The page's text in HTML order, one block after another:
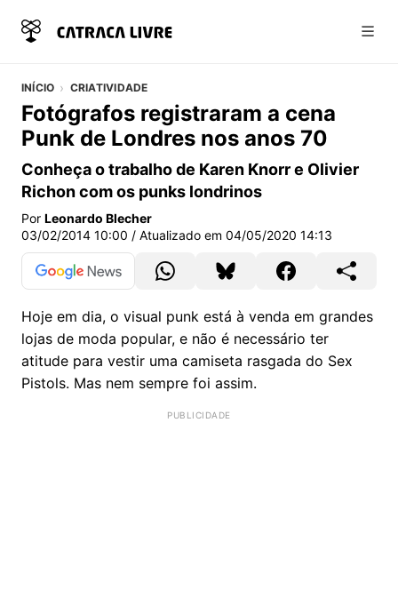
INÍCIO CRIATIVIDADE
Fotógrafos registraram a cena
Punk de Londres nos anos 70
Conheça o trabalho de Karen Knorr e Olivier
Richon com os punks londrinos
Por Leonardo Blecher
03/02/2014 10:00 / Atualizado em 04/05/2020 14:13
Hoje em dia, o visual punk está à venda em grandes
lojas de moda popular, e não é necessário ter
atitude para vestir uma camiseta rasgada do Sex
Pistols. Mas nem sempre foi assim.